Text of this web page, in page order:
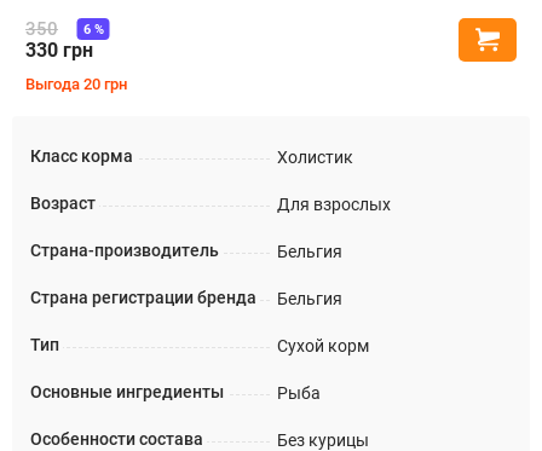
Класс корма Холистик
Возраст Для взрослых
Страна-производитель Бельгия
Страна регистрации бренда Бельгия
Тип Сухой корм
Основные ингредиенты Рыба
Особенности состава Без курицы
350
330 грн
6%
Выгода 20 грн